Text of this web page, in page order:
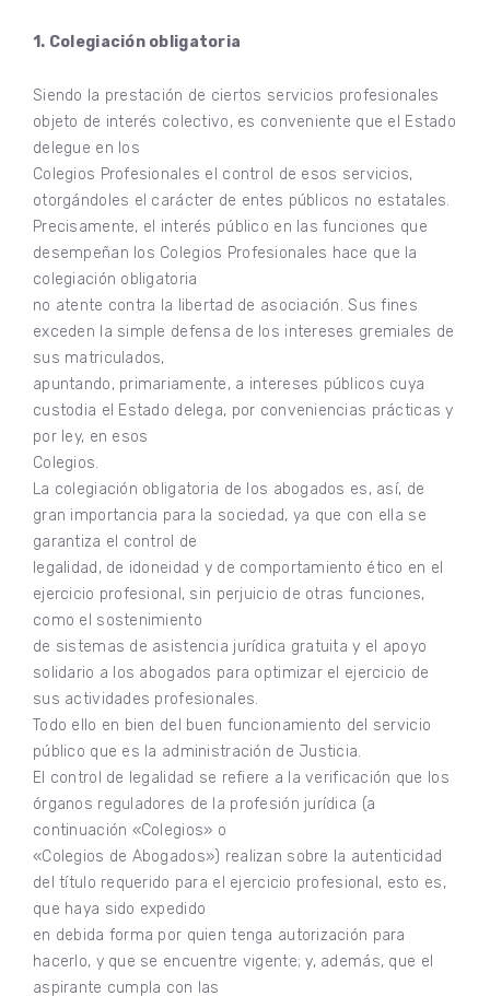
1. Colegiación obligatoria
Siendo la prestación de ciertos servicios profesionales
objeto de interés colectivo, es conveniente que el Estado
delegue en los
Colegios Profesionales el control de esos servicios,
otorgándoles el carácter de entes públicos no estatales.
Precisamente, el interés público en las funciones que
desempeñan los Colegios Profesionales hace que la
colegiación obligatoria
no atente contra la libertad de asociación. Sus fines
exceden la simple defensa de los intereses gremiales de
sus matriculados,
apuntando, primariamente, a intereses públicos cuya
custodia el Estado delega, por conveniencias prácticas y
por ley, en esos
Colegios.
La colegiación obligatoria de los abogados es, así, de
gran importancia para la sociedad, ya que con ella se
garantiza el control de
legalidad, de idoneidad y de comportamiento ético en el
ejercicio profesional, sin perjuicio de otras funciones,
como el sostenimiento
de sistemas de asistencia jurídica gratuita y el apoyo
solidario a los abogados para optimizar el ejercicio de
sus actividades profesionales.
Todo ello en bien del buen funcionamiento del servicio
público que es la administración de Justicia.
El control de legalidad se refiere a la verificación que los
órganos reguladores de la profesión jurídica (a
continuación «Colegios» o
«Colegios de Abogados») realizan sobre la autenticidad
del título requerido para el ejercicio profesional, esto es,
que haya sido expedido
en debida forma por quien tenga autorización para
hacerlo, y que se encuentre vigente; y, además, que el
aspirante cumpla con las